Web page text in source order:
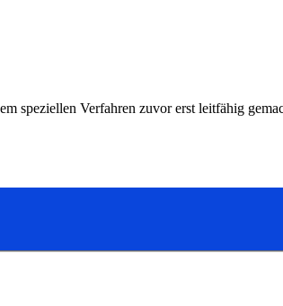
speziellen Verfahren zuvor erst leitfähig